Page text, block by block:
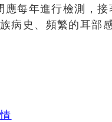
每年進行檢測，
病史、頻繁的耳部